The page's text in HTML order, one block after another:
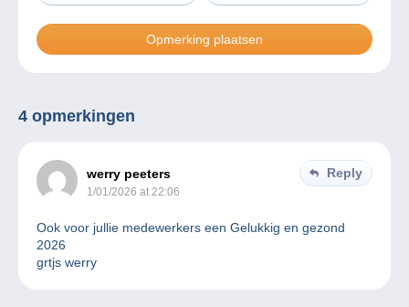
4 opmerkingen
werry peeters
1/01/2026 at 22:06
Reply
Ook voor jullie medewerkers een Gelukkig en gezond
2026
grtjs werry